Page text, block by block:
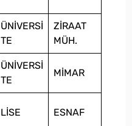
ÜNİVERSİ
TE
ZİRAAT
MÜH.
ÜNİVERSİ
TE
MİMAR
LİSE ESNAF